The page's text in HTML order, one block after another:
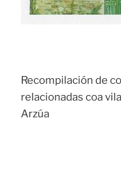
Recompilación de
relacionadas coa
Arzúa